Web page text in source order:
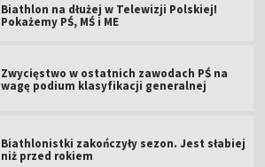
Biathlon na dłużej w Telewizji Polskiej!
Pokażemy PŚ, MŚ i ME
Zwycięstwo w ostatnich zawodach PŚ na
wagę podium klasyfikacji generalnej
Biathlonistki zakończyły sezon. Jest słabiej
niż przed rokiem